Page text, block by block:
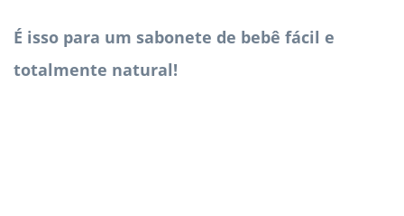
É isso para um sabonete de bebê fácil e
totalmente natural!